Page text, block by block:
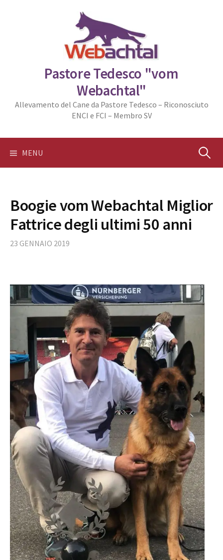
Pastore Tedesco "vom
Webachtal"
Allevamento del Cane da Pastore Tedesco – Riconosciuto
ENCI e FCI – Membro SV
MENU Ricerca
Boogie vom Webachtal Miglior
Fattrice degli ultimi 50 anni
23 GENNAIO 2019